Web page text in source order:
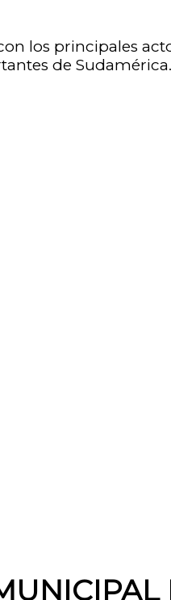
los principales
de Sudamérica.